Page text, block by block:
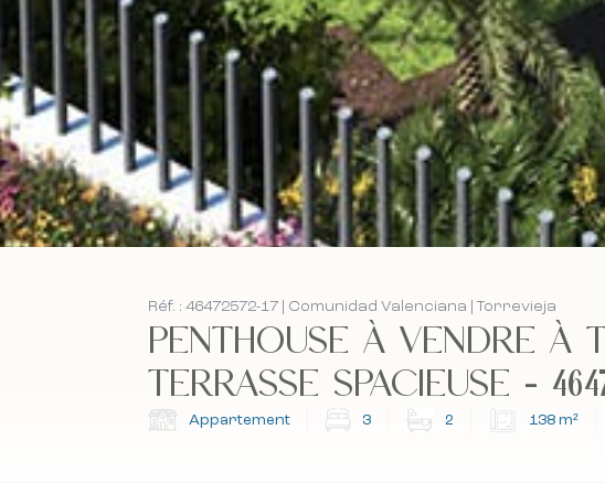
Réf. : 46472572-17 | Comunidad Valenciana | Torrevieja
PENTHOUSE À VENDRE À
TERRASSE SPACIEUSE -
Appartement 3 2 138 m²